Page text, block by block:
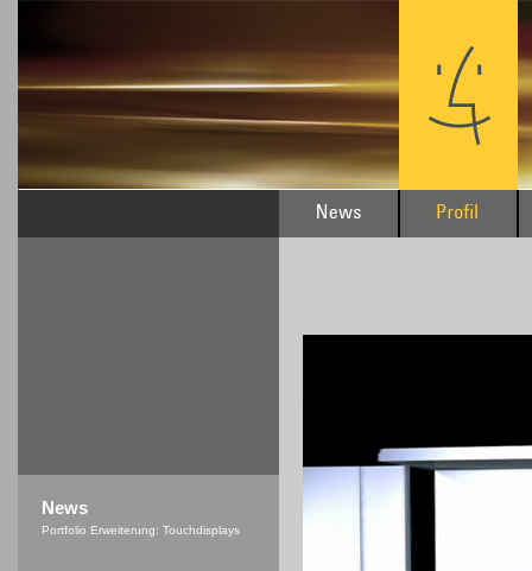
News
Portfolio Erweiterung: Touchdisplays